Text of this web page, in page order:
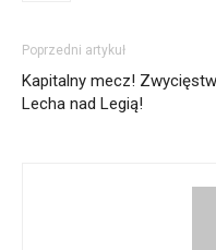
Poprzedni artykuł
Kapitalny mecz!
Lecha nad Legią!